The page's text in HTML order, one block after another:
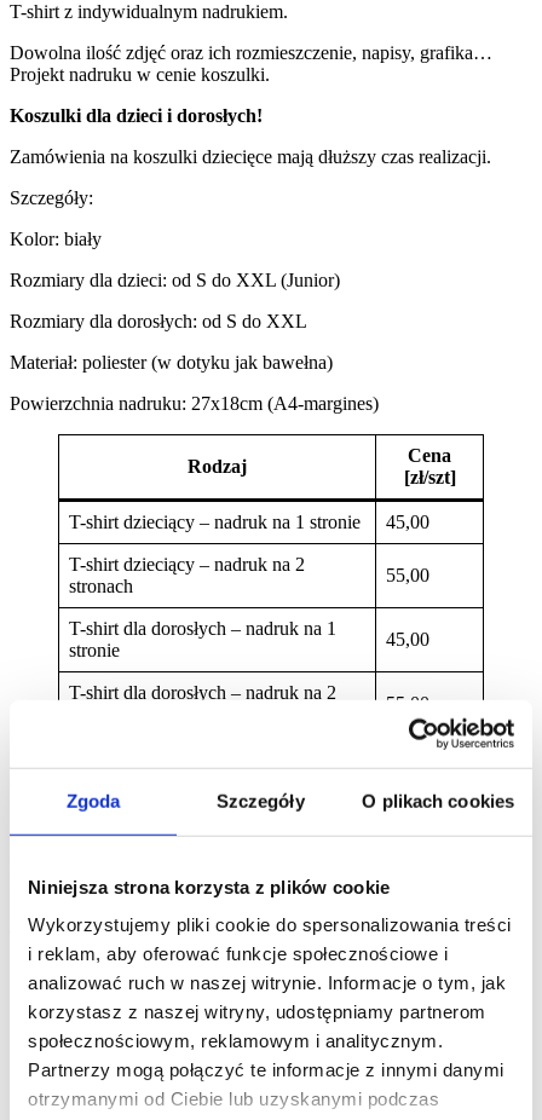
Zgoda Szczegóły O plikach cookies
Niniejsza strona korzysta z plików cookie
Wykorzystujemy pliki cookie do spersonalizowania treści
i reklam, aby oferować funkcje społecznościowe i
analizować ruch w naszej witrynie. Informacje o tym, jak
korzystasz z naszej witryny, udostępniamy partnerom
społecznościowym, reklamowym i analitycznym.
Partnerzy mogą połączyć te informacje z innymi danymi
otrzymanymi od Ciebie lub uzyskanymi podczas
T-shirt z indywidualnym nadrukiem.
Dowolna ilość zdjęć oraz ich rozmieszczenie, napisy, grafika…
Projekt nadruku w cenie koszulki.
Koszulki dla dzieci i dorosłych!
Zamówienia na koszulki dziecięce mają dłuższy czas realizacji.
Szczegóły:
Kolor: biały
Rozmiary dla dzieci: od S do XXL (Junior)
Rozmiary dla dorosłych: od S do XXL
Materiał: poliester (w dotyku jak bawełna)
Powierzchnia nadruku: 27x18cm (A4-margines)
Rodzaj
Cena
[zł/szt]
T-shirt dzieciący – nadruk na 1 stronie 45,00
T-shirt dzieciący – nadruk na 2
stronach
55,00
T-shirt dla dorosłych – nadruk na 1
stronie
45,00
T-shirt dla dorosłych – nadruk na 2
55,00
Fotokolaż
postaci pliku cyfrowego), ustalić szczegóły i wybrać rozmiar kolażu,
wytycznymi.
Cena [zł]
Projekt kolażu od 20,00 *
*20,00 zł – ułożenie zdjęć cyfrowych